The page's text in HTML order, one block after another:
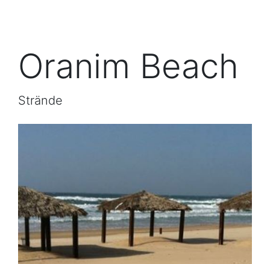
Oranim Beach
Strände